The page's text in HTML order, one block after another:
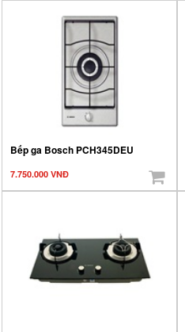
Bếp ga Bosch PCH345DEU
7.750.000 VNĐ